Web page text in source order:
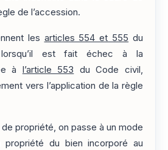
de l’accession.
les articles 554 et 555 du
est fait échec à la
à l’article 553 du Code civil,
vers l’application de la règle
de propriété, on passe à un mode
propriété du bien incorporé au